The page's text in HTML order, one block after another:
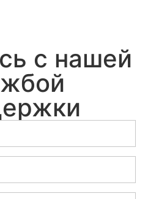
с нашей